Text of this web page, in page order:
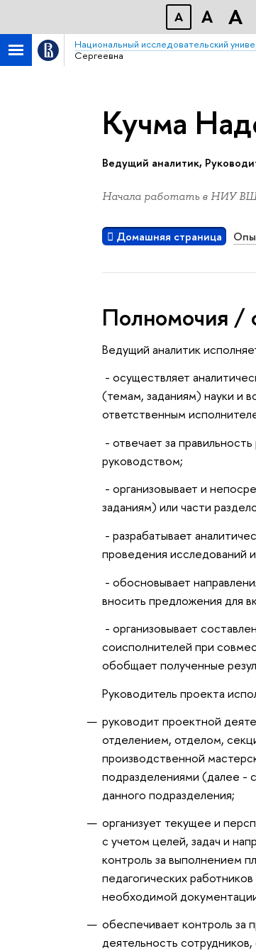
A A A
Национальный исследовательский
Сергеевна
Кучма
Ведущий аналитик,
Начала работать в НИУ
Домашняя страница
Полномочия /
Ведущий аналитик
- осуществляет
(темам, заданиям) науки и
ответственным
- отвечает за
руководством;
- организовывает и
заданиям) или части
- разрабатывает
проведения исследований
- обосновывает
вносить предложения для
- организовывает
соисполнителей при
обобщает полученные
Руководитель проекта
руководит проектной
отделением, отделом,
производственной
подразделениями (далее -
данного подразделения;
организует текущее и
с учетом целей, задач и
контроль за выполнением
педагогических
необходимой
обеспечивает контроль за
деятельность